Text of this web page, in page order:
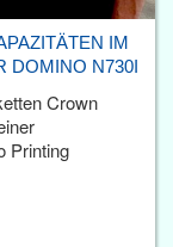
IM
DOMINO N730I
Crown
Printing